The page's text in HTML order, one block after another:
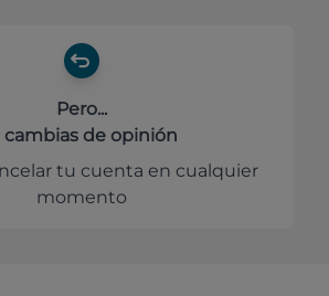
Pero...
cambias de opinión
tu cuenta en cualquier
momento